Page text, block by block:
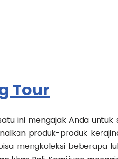
Tour
ini mengajak Anda
produk-produk
mengkoleksi beberapa